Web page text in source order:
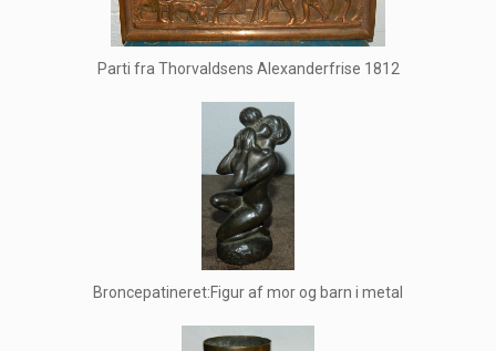
Parti fra Thorvaldsens Alexanderfrise 1812
Broncepatineret:Figur af mor og barn i metal